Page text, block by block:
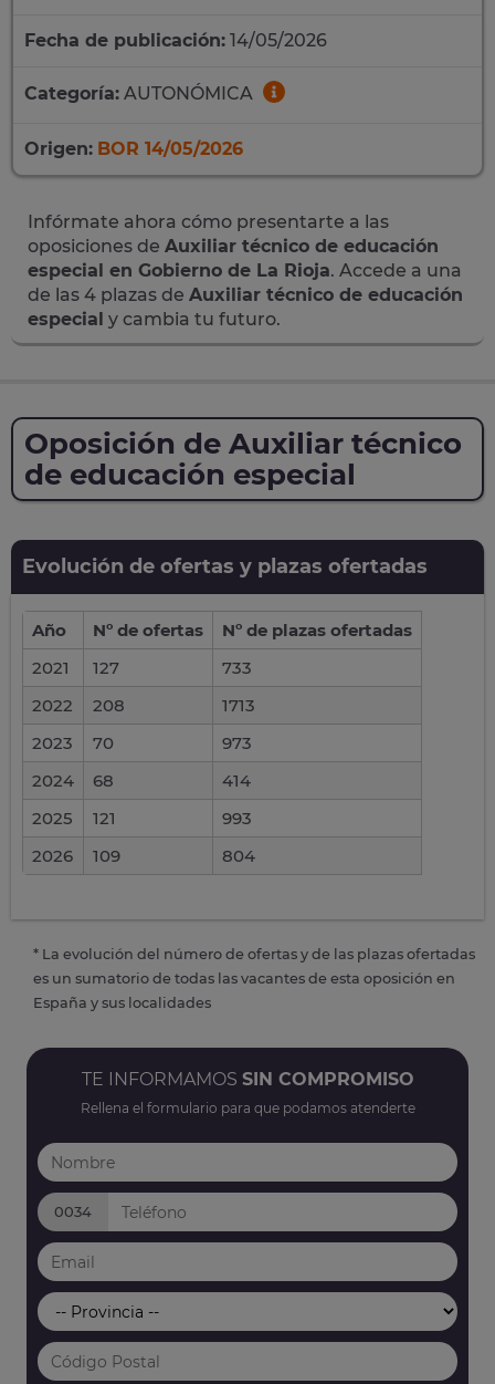
Fecha de publicación: 14/05/2026
Categoría: AUTONÓMICA
Origen: BOR 14/05/2026
Infórmate ahora cómo presentarte a las
oposiciones de Auxiliar técnico de educación
especial en Gobierno de La Rioja. Accede a una
de las 4 plazas de Auxiliar técnico de educación
especial y cambia tu futuro.
Oposición de Auxiliar técnico
de educación especial
Evolución de ofertas y plazas ofertadas
Año Nº de ofertas
Nº de plazas ofertadas
2021
127
733
2022
208
1713
2023
70
973
2024
68
414
2025
121
993
2026
109 804
* La evolución del número de ofertas y de las plazas ofertadas
es un sumatorio de todas las vacantes de esta oposición en
España y sus localidades
TE INFORMAMOS SIN COMPROMISO
Rellena el formulario para que podamos atenderte
0034